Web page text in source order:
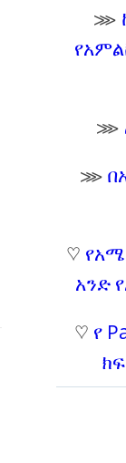
⋙
⋙
⋙
♡
አንድ
♡ የ